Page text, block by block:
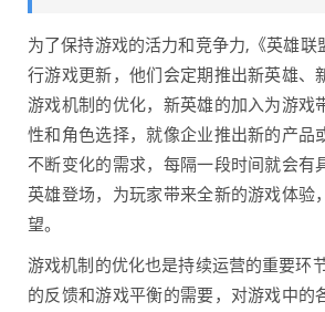
为了保持游戏的活力和竞争力,《英雄联
行游戏更新，他们会定期推出新英雄、
游戏机制的优化，新英雄的加入为游戏
性和角色选择，就像企业推出新的产品
不断变化的需求，每隔一段时间就会有
英雄登场，为玩家带来全新的游戏体验
望。
游戏机制的优化也是持续运营的重要环
的反馈和游戏平衡的需要，对游戏中的